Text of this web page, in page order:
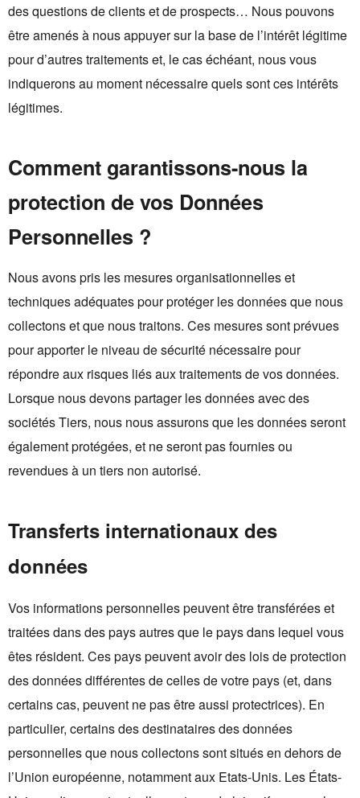
des questions de clients et de prospects… Nous pouvons
être amenés à nous appuyer sur la base de l’intérêt légitime
pour d’autres traitements et, le cas échéant, nous vous
indiquerons au moment nécessaire quels sont ces intérêts
légitimes.
Comment garantissons-nous la
protection de vos Données
Personnelles ?
Nous avons pris les mesures organisationnelles et
techniques adéquates pour protéger les données que nous
collectons et que nous traitons. Ces mesures sont prévues
pour apporter le niveau de sécurité nécessaire pour
répondre aux risques liés aux traitements de vos données.
Lorsque nous devons partager les données avec des
sociétés Tiers, nous nous assurons que les données seront
également protégées, et ne seront pas fournies ou
revendues à un tiers non autorisé.
Transferts internationaux des
données
Vos informations personnelles peuvent être transférées et
traitées dans des pays autres que le pays dans lequel vous
êtes résident. Ces pays peuvent avoir des lois de protection
des données différentes de celles de votre pays (et, dans
certains cas, peuvent ne pas être aussi protectrices). En
particulier, certains des destinataires des données
personnelles que nous collectons sont situés en dehors de
l’Union européenne, notamment aux Etats-Unis. Les États-